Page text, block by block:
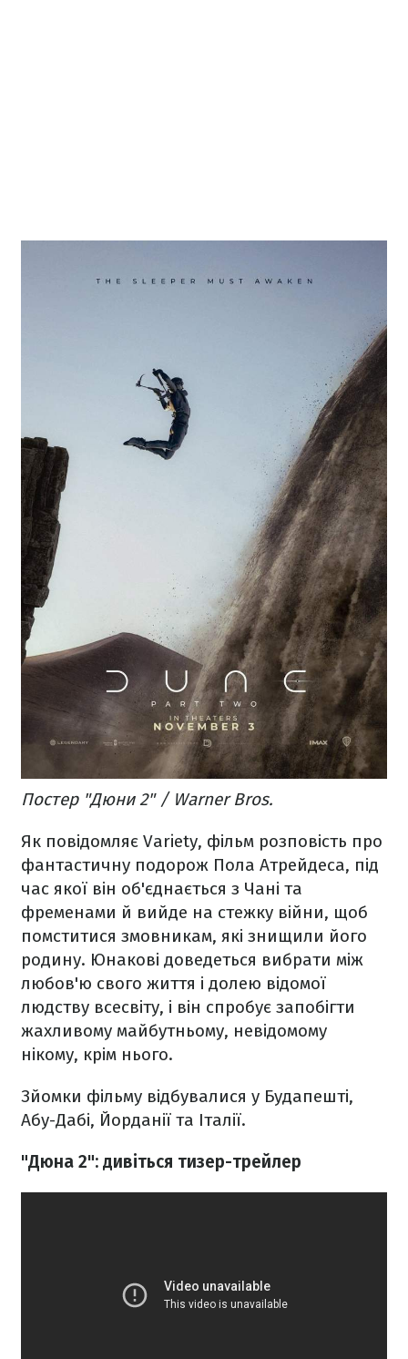
Постер "Дюни 2" / Warner Bros.
Як повідомляє Variety, фільм розповість про
фантастичну подорож Пола Атрейдеса, під
час якої він об'єднається з Чані та
фременами й вийде на стежку війни, щоб
помститися змовникам, які знищили його
родину. Юнакові доведеться вибрати між
любов'ю свого життя і долею відомої
людству всесвіту, і він спробує запобігти
жахливому майбутньому, невідомому
нікому, крім нього.
Зйомки фільму відбувалися у Будапешті,
Абу-Дабі, Йорданії та Італії.
"Дюна 2": дивіться тизер-трейлер